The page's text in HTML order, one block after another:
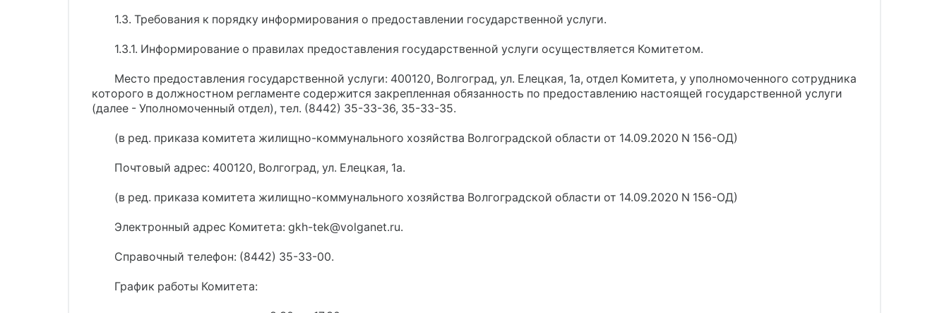
1.3. Требования к порядку информирования о предоставлении государственной услуги.
1.3.1. Информирование о правилах предоставления государственной услуги осуществляется Комитетом.
Место предоставления государственной услуги: 400120, Волгоград, ул. Елецкая, 1а, отдел Комитета, у уполномоченного сотрудника
которого в должностном регламенте содержится закрепленная обязанность по предоставлению настоящей государственной услуги
(далее - Уполномоченный отдел), тел. (8442) 35-33-36, 35-33-35.
(в ред. приказа комитета жилищно-коммунального хозяйства Волгоградской области от 14.09.2020 N 156-ОД)
Почтовый адрес: 400120, Волгоград, ул. Елецкая, 1а.
(в ред. приказа комитета жилищно-коммунального хозяйства Волгоградской области от 14.09.2020 N 156-ОД)
Электронный адрес Комитета: gkh-tek@volganet.ru.
Справочный телефон: (8442) 35-33-00.
График работы Комитета: